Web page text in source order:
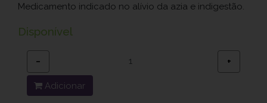
Medicamento indicado no alívio da azia e indigestão.
Disponível
− +
Adicionar